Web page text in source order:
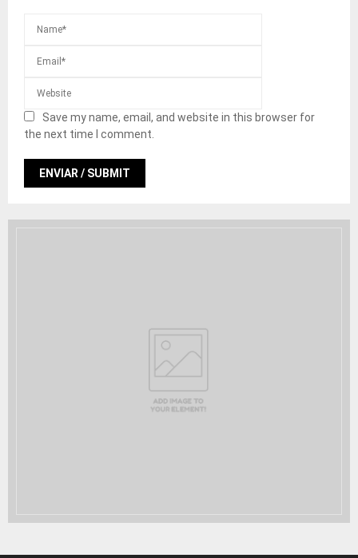
Save my name, email, and website in this browser for
the next time I comment.